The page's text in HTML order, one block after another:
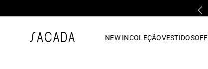
NEW INCOLEÇÃOVESTIDOSOFF
vestido midi